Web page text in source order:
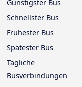
Günstigster Bus
Schnellster Bus
Frühester Bus
Spätester Bus
Tägliche
Busverbindungen